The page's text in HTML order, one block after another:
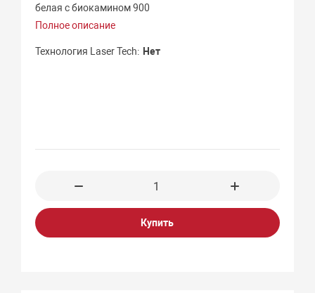
белая с биокамином 900
Полное описание
Технология Laser Tech Нет
Купить